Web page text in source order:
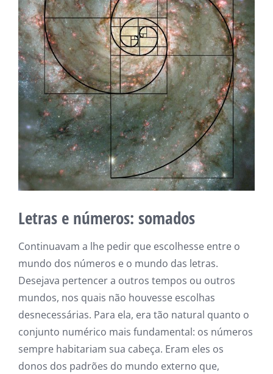
Letras e números: somados
Continuavam a lhe pedir que escolhesse entre o
mundo dos números e o mundo das letras.
Desejava pertencer a outros tempos ou outros
mundos, nos quais não houvesse escolhas
desnecessárias. Para ela, era tão natural quanto o
conjunto numérico mais fundamental: os números
sempre habitariam sua cabeça. Eram eles os
donos dos padrões do mundo externo que,